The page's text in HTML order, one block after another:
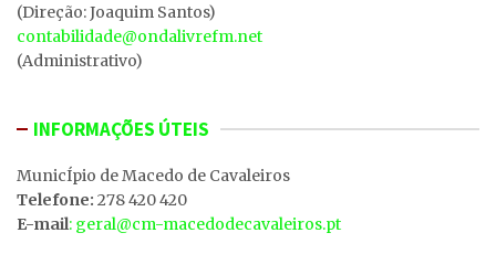
(Direção: Joaquim Santos)
contabilidade@ondalivrefm.net
(Administrativo)
INFORMAÇÕES ÚTEIS
MunicÍpio de Macedo de Cavaleiros
Telefone: 278 420 420
E-mail: geral@cm-macedodecavaleiros.pt